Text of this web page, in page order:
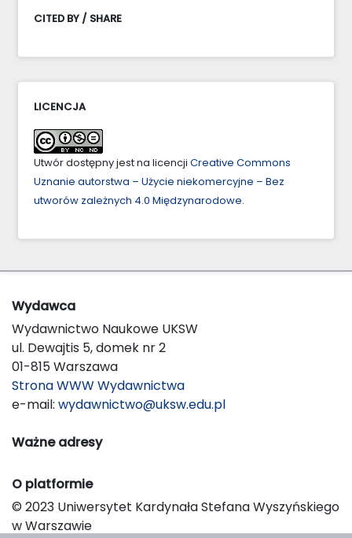
CITED BY / SHARE
LICENCJA
Utwór dostępny jest na licencji Creative Commons
Uznanie autorstwa – Użycie niekomercyjne – Bez
utworów zależnych 4.0 Międzynarodowe.
Wydawca
Wydawnictwo Naukowe UKSW
ul. Dewajtis 5, domek nr 2
01-815 Warszawa
Strona WWW Wydawnictwa
e-mail: wydawnictwo@uksw.edu.pl
Ważne adresy
O platformie
© 2023 Uniwersytet Kardynała Stefana Wyszyńskiego
w Warszawie